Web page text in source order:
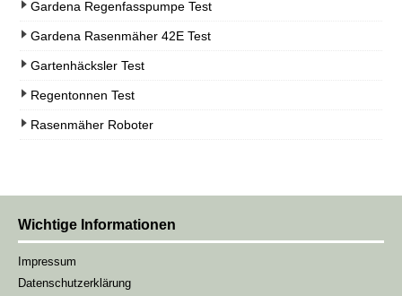
Gardena Regenfasspumpe Test
Gardena Rasenmäher 42E Test
Gartenhäcksler Test
Regentonnen Test
Rasenmäher Roboter
Wichtige Informationen
Impressum
Datenschutzerklärung